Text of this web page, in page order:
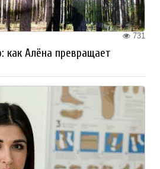
731
как Алёна превращает